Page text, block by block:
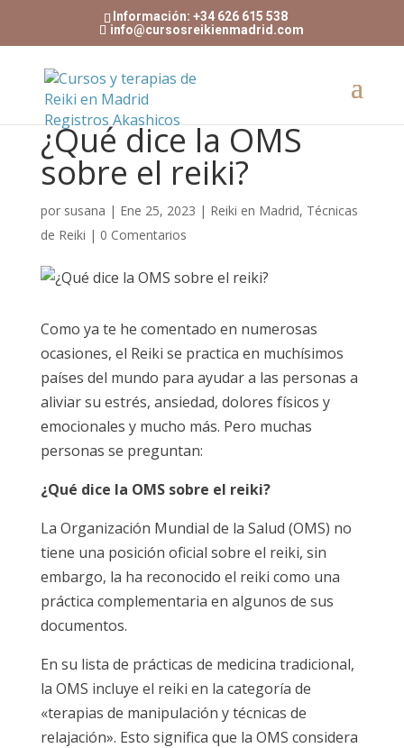
Información: +34 626 615 538
info@cursosreikienmadrid.com
¿Qué dice la OMS
sobre el reiki?
por susana | Ene 25, 2023 | Reiki en Madrid, Técnicas
de Reiki | 0 Comentarios
Como ya te he comentado en numerosas
ocasiones, el Reiki se practica en muchísimos
países del mundo para ayudar a las personas a
aliviar su estrés, ansiedad, dolores físicos y
emocionales y mucho más. Pero muchas
personas se preguntan:
¿Qué dice la OMS sobre el reiki?
La Organización Mundial de la Salud (OMS) no
tiene una posición oficial sobre el reiki, sin
embargo, la ha reconocido el reiki como una
práctica complementaria en algunos de sus
documentos.
En su lista de prácticas de medicina tradicional,
la OMS incluye el reiki en la categoría de
«terapias de manipulación y técnicas de
relajación». Esto significa que la OMS considera